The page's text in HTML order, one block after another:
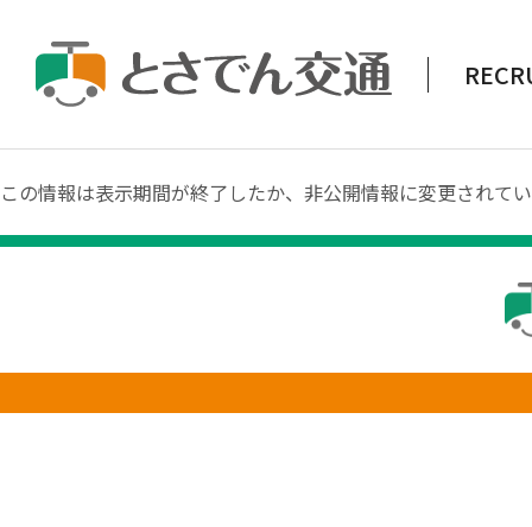
この情報は表示期間が終了したか、非公開情報に変更されて